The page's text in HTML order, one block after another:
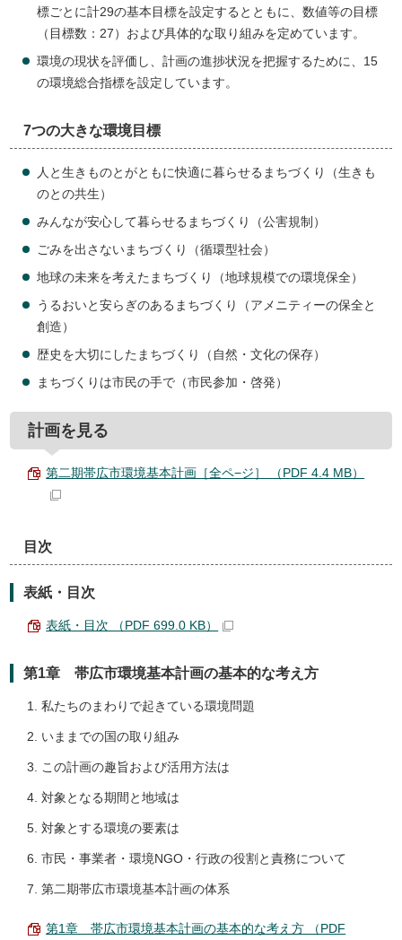
標ごとに計29の基本目標を設定するとともに、数値等の目標
（目標数：27）および具体的な取り組みを定めています。
環境の現状を評価し、計画の進捗状況を把握するために、15
の環境総合指標を設定しています。
7つの大きな環境目標
人と生きものとがともに快適に暮らせるまちづくり（生きも
のとの共生）
みんなが安心して暮らせるまちづくり（公害規制）
ごみを出さないまちづくり（循環型社会）
地球の未来を考えたまちづくり（地球規模での環境保全）
うるおいと安らぎのあるまちづくり（アメニティーの保全と
創造）
歴史を大切にしたまちづくり（自然・文化の保存）
まちづくりは市民の手で（市民参加・啓発）
計画を見る
第二期帯広市環境基本計画［全ペ−ジ］ （PDF 4.4 MB）
目次
表紙・目次
表紙・目次 （PDF 699.0 KB）
第1章 帯広市環境基本計画の基本的な考え方
私たちのまわりで起きている環境問題
いままでの国の取り組み
この計画の趣旨および活用方法は
対象となる期間と地域は
対象とする環境の要素は
市民・事業者・環境NGO・行政の役割と責務について
第二期帯広市環境基本計画の体系
第1章 帯広市環境基本計画の基本的な考え方 （PDF